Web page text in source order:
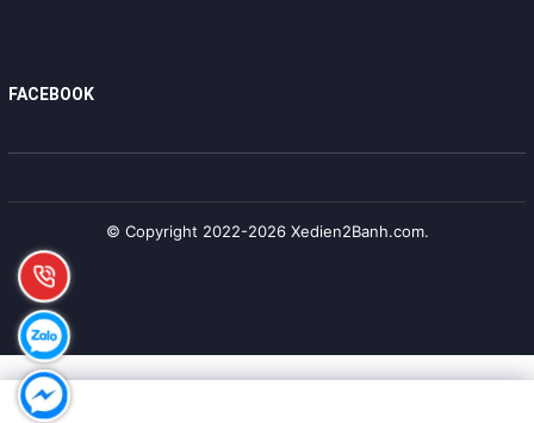
FACEBOOK
© Copyright 2022-2026 Xedien2Banh.com.